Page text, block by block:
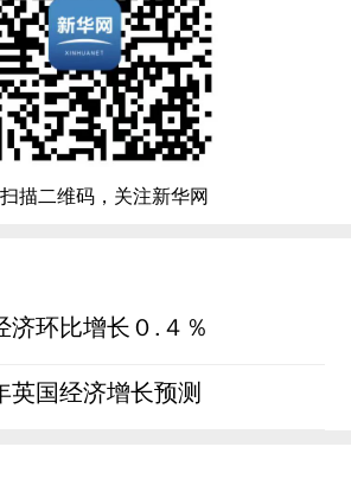
描二维码，关注新华网
济环比增长０.４％
英国经济增长预测